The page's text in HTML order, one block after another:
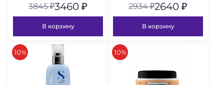
3845₽3460 ₽
В корзину
2934₽2640 ₽
В корзину
скидка
10% скидка
10%